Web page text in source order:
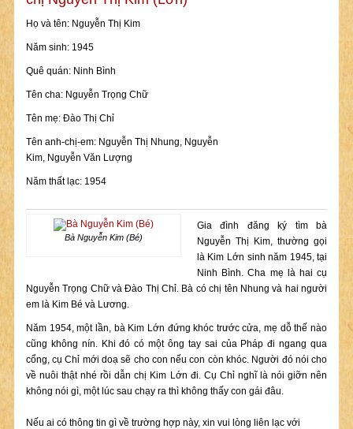
Họ và tên: Nguyễn Thị Kim
Năm sinh: 1945
Quê quán: Ninh Bình
Tên cha: Nguyễn Trọng Chữ
Tên mẹ: Đào Thị Chỉ
Tên anh-chị-em: Nguyễn Thị Nhung, Nguyễn
Kim, Nguyễn Văn Lượng
Năm thất lạc: 1954
Bà Nguyễn Kim (Bé)
Gia đình đăng ký tìm bà
Nguyễn Thị Kim, thường gọi
là Kim Lớn sinh năm 1945, tại
Ninh Bình. Cha mẹ là hai cụ
Nguyễn Trọng Chữ và Đào Thị Chỉ. Bà có chị tên Nhung và hai người
em là Kim Bé và Lương.
Năm 1954, một lần, bà Kim Lớn đứng khóc trước cửa, mẹ dỗ thế nào
cũng không nín. Khi đó có một ông tay sai của Pháp đi ngang qua
cổng, cụ Chỉ mới doạ sẽ cho con nếu con còn khóc. Người đó nói cho
về nuôi thật nhé rồi dẫn chị Kim Lớn đi. Cụ Chỉ nghĩ là nói giỡn nên
không nói gì, một lúc sau chạy ra thì không thấy con gái đâu.
Nếu ai có thông tin gì về trường hợp này, xin vui lòng liên lạc với